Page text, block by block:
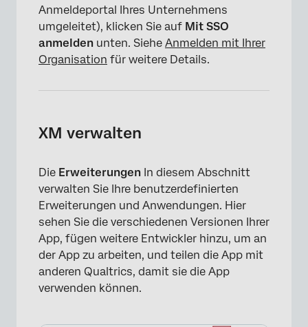
Anmeldeportal Ihres Unternehmens
umgeleitet), klicken Sie auf Mit SSO
anmelden unten. Siehe Anmelden mit Ihrer
Organisation für weitere Details.
XM verwalten
Die Erweiterungen In diesem Abschnitt
verwalten Sie Ihre benutzerdefinierten
Erweiterungen und Anwendungen. Hier
sehen Sie die verschiedenen Versionen Ihrer
App, fügen weitere Entwickler hinzu, um an
der App zu arbeiten, und teilen die App mit
anderen Qualtrics, damit sie die App
verwenden können.